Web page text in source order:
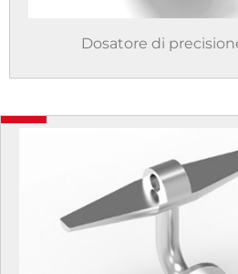
Dosatore di